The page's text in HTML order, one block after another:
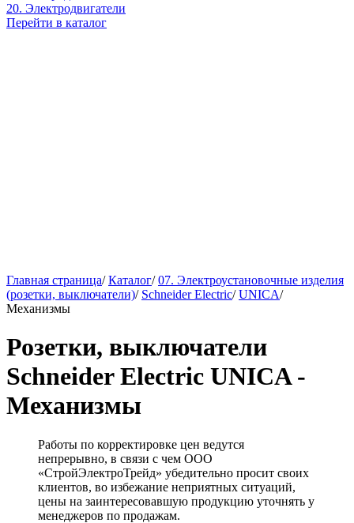
20. Электродвигатели
Перейти в каталог
Главная страница/ Каталог/ 07. Электроустановочные изделия
(розетки, выключатели)/ Schneider Electric/ UNICA/
Механизмы
Розетки, выключатели
Schneider Electric UNICA -
Механизмы
Работы по корректировке цен ведутся
непрерывно, в связи с чем ООО
«СтройЭлектроТрейд» убедительно просит своих
клиентов, во избежание неприятных ситуаций,
цены на заинтересовавшую продукцию уточнять у
менеджеров по продажам.